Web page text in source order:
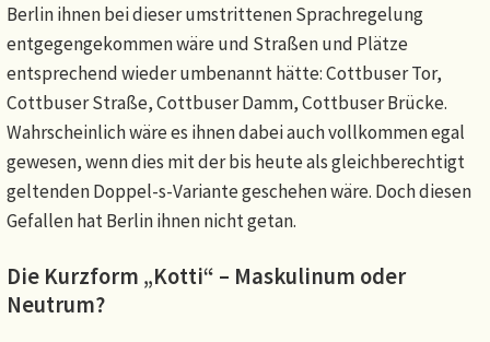
Berlin ihnen bei dieser umstrittenen Sprachregelung
entgegengekommen wäre und Straßen und Plätze
entsprechend wieder umbenannt hätte: Cottbuser Tor,
Cottbuser Straße, Cottbuser Damm, Cottbuser Brücke.
Wahrscheinlich wäre es ihnen dabei auch vollkommen egal
gewesen, wenn dies mit der bis heute als gleichberechtigt
geltenden Doppel-s-Variante geschehen wäre. Doch diesen
Gefallen hat Berlin ihnen nicht getan.
Die Kurzform „Kotti“ – Maskulinum oder
Neutrum?